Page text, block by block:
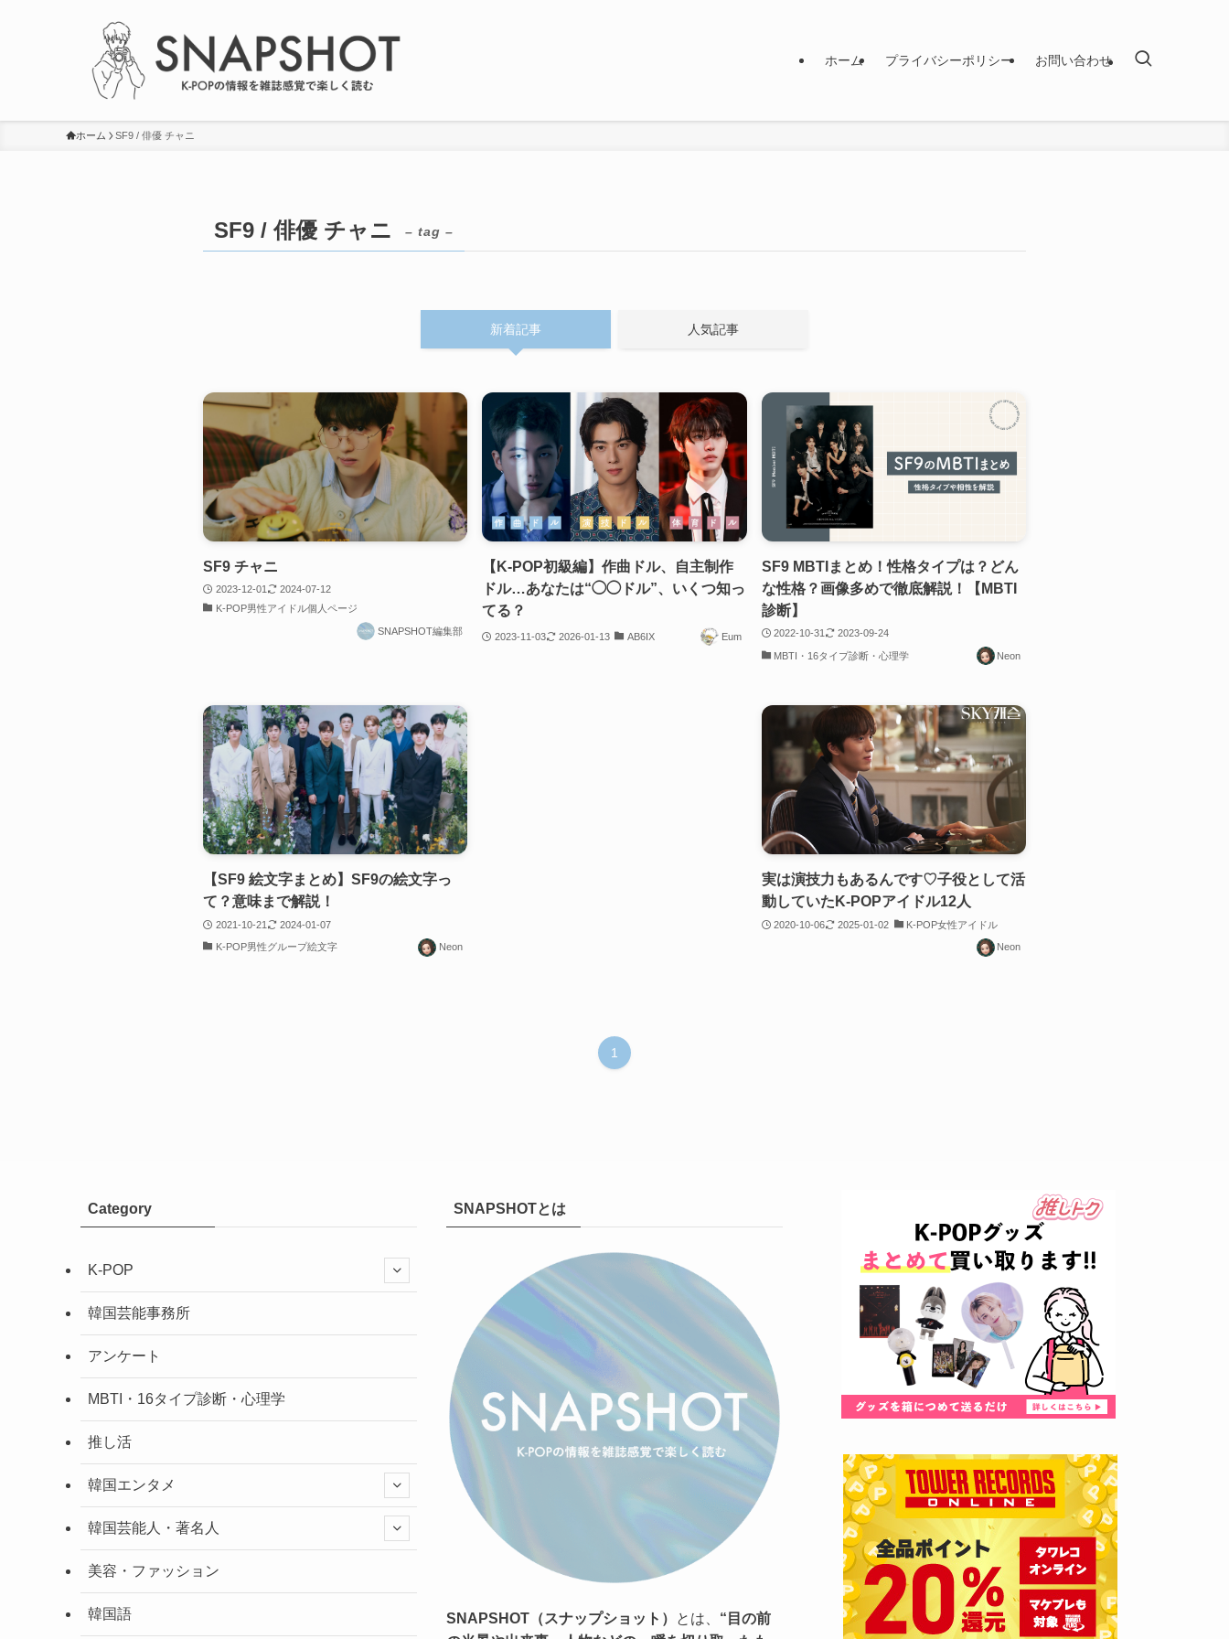
ホーム プライバシーポリシー お問い合わせ
ホーム SF9 / 俳優 チャニ
SF9 / 俳優 チャニ – tag –
新着記事 人気記事
SF9 チャニ
2023-12-01
2024-07-12
K-POP男性アイドル個人ページ
SNAPSHOT編集部
【K-POP初級編】作曲ドル、自主制作
ドル…あなたは“◯◯ドル”、いくつ知っ
てる？
2023-11-03 2026-01-13 AB6IX Eum
SF9 MBTIまとめ！性格タイプは？どん
な性格？画像多めで徹底解説！【MBTI
診断】
2022-10-31 2023-09-24
MBTI・16タイプ診断・心理学 Neon
【SF9 絵文字まとめ】SF9の絵文字っ
て？意味まで解説！
2021-10-21 2024-01-07
K-POP男性グループ絵文字 Neon
実は演技力もあるんです♡子役として活
動していたK-POPアイドル12人
2020-10-06 2025-01-02 K-POP女性アイドル
Neon
1
Category
K-POP
韓国芸能事務所
アンケート
MBTI・16タイプ診断・心理学
推し活
韓国エンタメ
韓国芸能人・著名人
美容・ファッション
韓国語
SNAPSHOTとは
SNAPSHOT（スナップショット） とは、 “目の前